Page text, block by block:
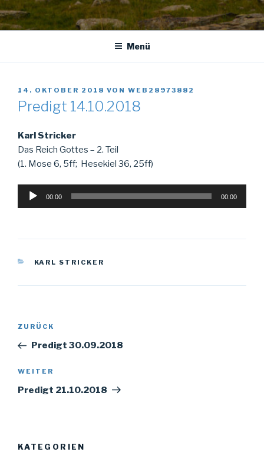
Menü
VERÖFFENTLICHT
AM
14. OKTOBER 2018 VON WEB28973882
Predigt 14.10.2018
Karl Stricker
Das Reich Gottes – 2. Teil
(1. Mose 6, 5ff; Hesekiel 36, 25ff)
Audio-
00:00 00:00
KATEGORIEN
KARL STRICKER
Beitragsnavigation
Vorheriger
Beitrag
ZURÜCK
Predigt 30.09.2018
Nächster
Beitrag
WEITER
Predigt 21.10.2018
KATEGORIEN